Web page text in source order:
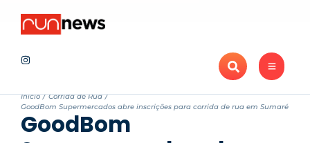
Recentes
Início / Corrida de Rua /
GoodBom Supermercados abre inscrições para corrida de rua em Sumaré
GoodBom